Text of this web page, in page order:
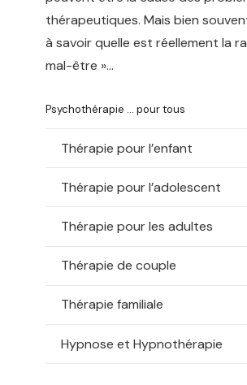
thérapeutiques. Mais bien
à savoir quelle est réellement la
mal-être »…
Psychothérapie … pour tous
Thérapie pour l’enfant
Thérapie pour l’adolescent
Thérapie pour les adultes
Thérapie de couple
Thérapie familiale
Hypnose et Hypnothérapie